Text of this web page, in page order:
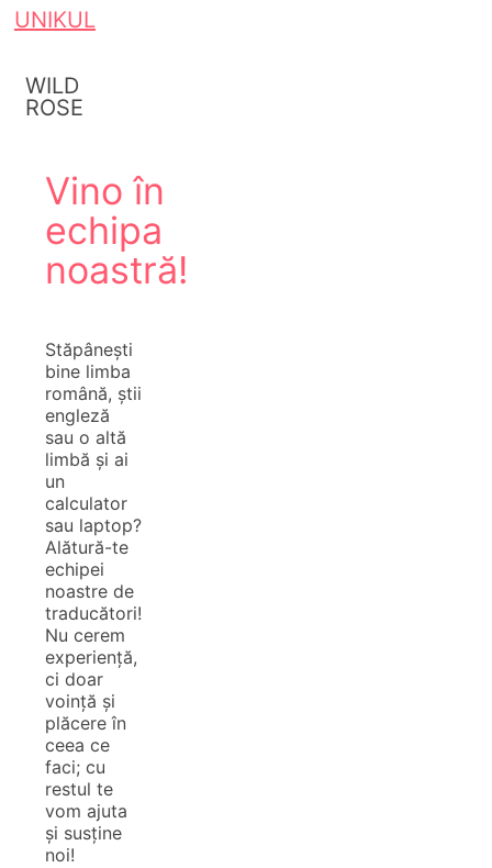
UNIKUL
WILD
ROSE
Vino în
echipa
noastră!
Stăpânești
bine limba
română, știi
engleză
sau o altă
limbă și ai
un
calculator
sau laptop?
Alătură-te
echipei
noastre de
traducători!
Nu cerem
experiență,
ci doar
voință și
plăcere în
ceea ce
faci; cu
restul te
vom ajuta
și susține
noi!